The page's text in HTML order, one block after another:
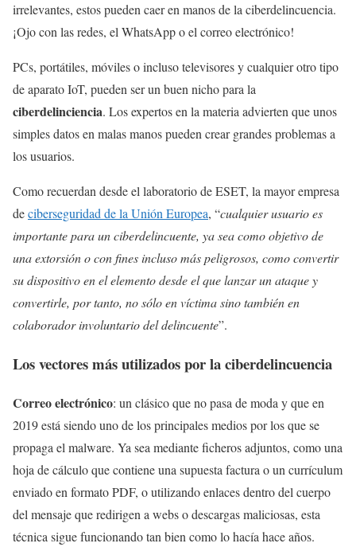
irrelevantes, estos pueden caer en manos de la ciberdelincuencia.
¡Ojo con las redes, el WhatsApp o el correo electrónico!
PCs, portátiles, móviles o incluso televisores y cualquier otro tipo
de aparato IoT, pueden ser un buen nicho para la
ciberdelinciencia. Los expertos en la materia advierten que unos
simples datos en malas manos pueden crear grandes problemas a
los usuarios.
Como recuerdan desde el laboratorio de ESET, la mayor empresa
deciberseguridad de la Unión Europea, “cualquier usuario es
importante para un ciberdelincuente, ya sea como objetivo de
una extorsión o con fines incluso más peligrosos, como convertir
su dispositivo en el elemento desde el que lanzar un ataque y
convertirle, por tanto, no sólo en víctima sino también en
colaborador involuntario del delincuente”.
Los vectores más utilizados por la ciberdelincuencia
Correo electrónico: un clásico que no pasa de moda y que en
2019 está siendo uno de los principales medios por los que se
propaga el malware. Ya sea mediante ficheros adjuntos, como una
hoja de cálculo que contiene una supuesta factura o un currículum
enviado en formato PDF, o utilizando enlaces dentro del cuerpo
del mensaje que redirigen a webs o descargas maliciosas, esta
técnica sigue funcionando tan bien como lo hacía hace años.